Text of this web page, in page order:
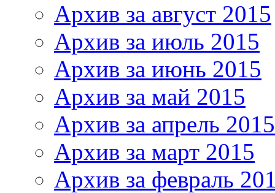
Архив за август 2015
Архив за июль 2015
Архив за июнь 2015
Архив за май 2015
Архив за апрель 2015
Архив за март 2015
Архив за февраль